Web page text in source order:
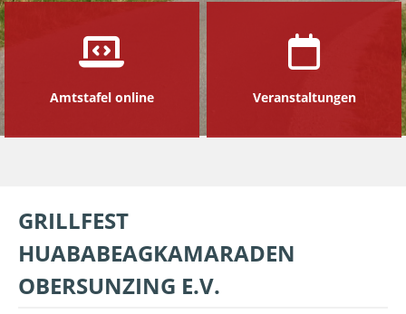
Amtstafel online Veranstaltungen
GRILLFEST
HUABABEAGKAMARADEN
OBERSUNZING E.V.